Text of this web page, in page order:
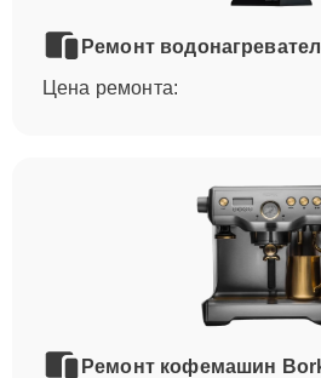
Ремонт
Цена ремонта:
Ремонт кофемашин